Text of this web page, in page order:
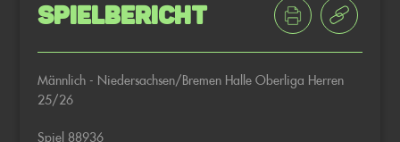
Spielbericht
Männlich - Niedersachsen/Bremen Halle Oberliga Herren
25/26
Spiel 88936